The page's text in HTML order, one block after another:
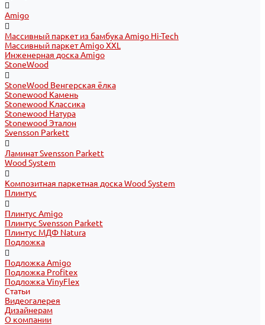
Amigo
Массивный паркет из бамбука Amigo Hi-Tech
Массивный паркет Amigo XXL
Инженерная доска Amigo
StoneWood
StoneWood Венгерская ёлка
Stonewood Камень
Stonewood Классика
Stonewood Натура
Stonewood Эталон
Svensson Parkett
Ламинат Svensson Parkett
Wood System
Композитная паркетная доска Wood System
Плинтус
Плинтус Amigo
Плинтус Svensson Parkett
Плинтус МДФ Natura
Подложка
Подложка Amigo
Подложка Profitex
Подложка VinyFlex
Статьи
Видеогалерея
Дизайнерам
О компании